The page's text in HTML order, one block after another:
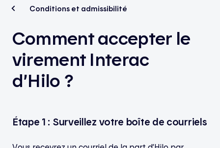
Conditions et admissibilité
Comment accepter le
virement Interac
d’Hilo ?
Étape 1 : Surveillez votre boîte de courriels